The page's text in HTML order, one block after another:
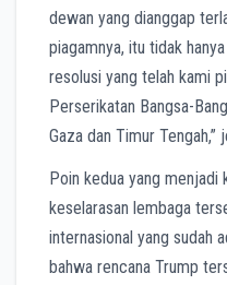
dewan yang dianggap
piagamnya, itu tidak
resolusi yang telah kami
Perserikatan Bangsa-
Gaza dan Timur Tengah,”
Poin kedua yang menjadi
keselarasan lembaga
internasional yang sudah
bahwa rencana Trump